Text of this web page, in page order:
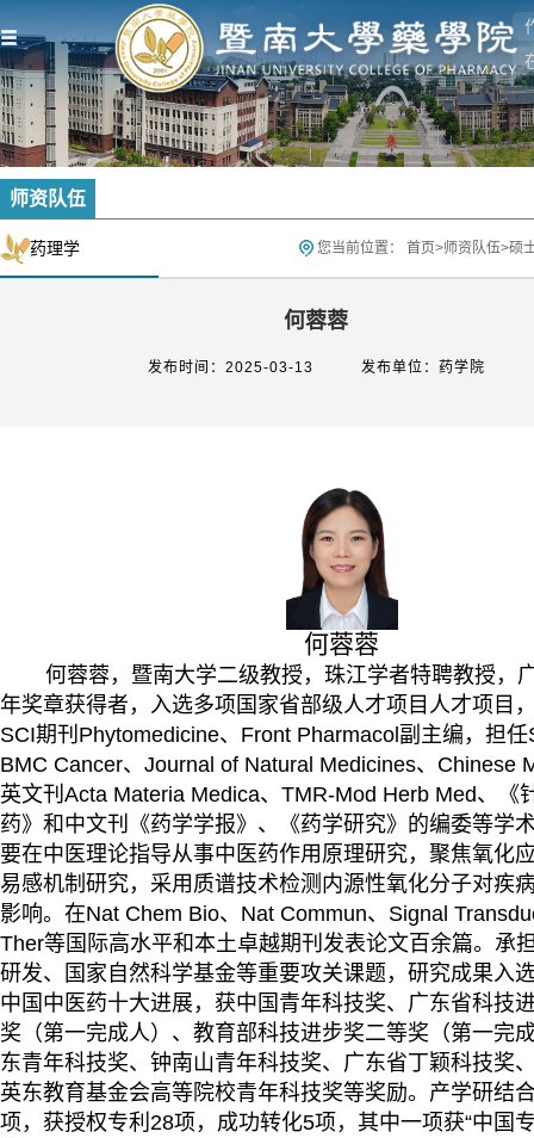
师资队伍
药理学 您当前位置： 首页>师资队伍>硕
何蓉蓉
发布时间：2025-03-13 发布单位：药学院
何蓉蓉
何蓉蓉， 暨南大学二级教授， 珠江学者特聘教授 ，
年奖章获得者， 入选多项国家省部级人才项目 人才项目
SCI期刊 Phytomedicine、 Front Pharmacol副主编 ，担任
BMC Cancer、 Journal of Natural Medicines、 Chinese
英文刊 Acta Materia Medica、 TMR-Mod Herb Med、《
药》和中文刊《药学学报》、《药学研究》的编委等学
要在中医理论指导从事中医药作用原理研究，聚焦氧化
易感机制 研究， 采用质谱技术检测内源性氧化分子对疾
影响。在Nat Chem Bio、 Nat Commun、 Signal
Ther等国际高水平和本土卓越期刊发表论文百余篇。承
研发、国家自然科学基金等重要攻关课题，研究成果入
中国中医药十大进展，获中国青年科技奖、广东省科技
奖（第一完成人）、教育部科技进步奖二等奖（第一完
东青年科技奖、钟南山青年科技奖、广东省丁颖科技奖
英东教育基金会高等院校青年科技奖等奖励。产学研结
项，获授权专利 28项，成功转化5项，其中一项获“中国